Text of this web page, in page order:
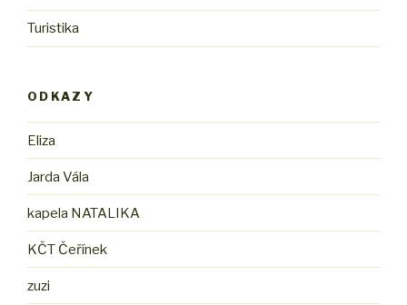
Turistika
ODKAZY
Eliza
Jarda Vála
kapela NATALIKA
KČT Čeřínek
zuzi